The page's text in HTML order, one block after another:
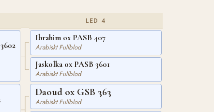
LED 4
Ibrahim ox PASB 407
Arabiskt Fullblod
Jaskolka ox PASB 3601
Arabiskt Fullblod
Daoud ox GSB 363
Arabiskt Fullblod